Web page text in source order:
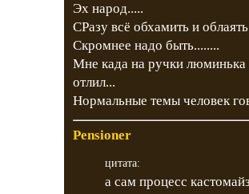
Эх народ.....
СРазу всё обхамить и
Скромнее надо быть........
Мне када на ручки люминька
отлил...
Нормальные темы человек
Pensioner
цитата:
а сам процесс